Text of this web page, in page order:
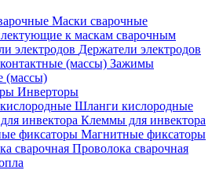
Маски сварочные
к маскам сварочным
Держатели электродов
Зажимы
(массы)
Инверторы
Шланги кислородные
Клеммы для инвектора
Магнитные фиксаторы
Проволока сварочная